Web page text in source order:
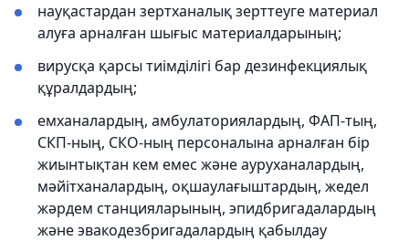
науқастардан зертханалық зерттеуге материал
алуға арналған шығыс материалдарының;
вирусқа қарсы тиімділігі бар дезинфекциялық
құралдардың;
емханалардың, амбулаториялардың, ФАП-тың,
СКП-ның, СКО-ның персоналына арналған бір
жиынтықтан кем емес және ауруханалардың,
мәйітханалардың, оқшаулағыштардың, жедел
жәрдем станцияларының, эпидбригадалардың
және эвакодезбригадалардың қабылдау